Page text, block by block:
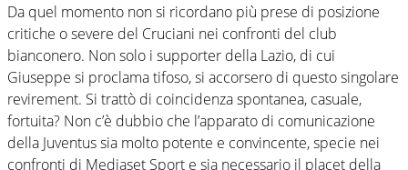
Da quel momento non si ricordano più prese di posizione
critiche o severe del Cruciani nei confronti del club
bianconero. Non solo i supporter della Lazio, di cui
Giuseppe si proclama tifoso, si accorsero di questo singolare
revirement. Si trattò di coincidenza spontanea, casuale,
fortuita? Non c’è dubbio che l’apparato di comunicazione
della Juventus sia molto potente e convincente, specie nei
confronti di Mediaset Sport e sia necessario il placet della